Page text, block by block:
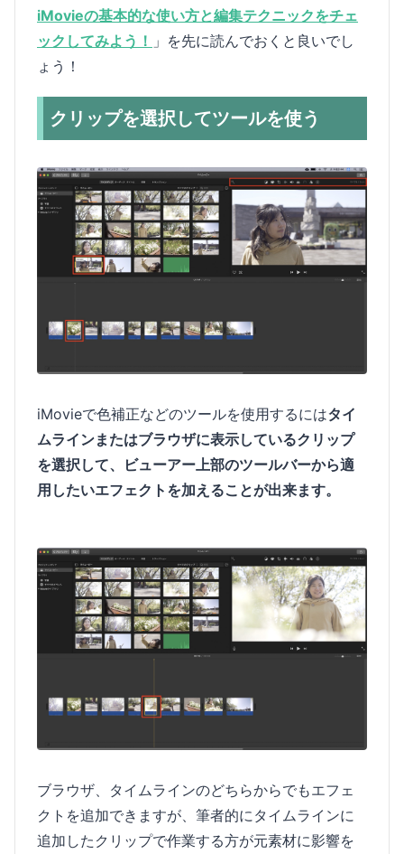
iMovieの基本的な使い方と編集テクニックをチェ
ックしてみよう！ 」を先に読んでおくと良いでし
ょう！
クリップを選択してツールを使う
iMovieで色補正などのツールを使用するにはタイ
ムラインまたはブラウザに表示しているクリップ
を選択して、ビューアー上部のツールバーから適
用したいエフェクトを加えることが出来ます。
ブラウザ、タイムラインのどちらからでもエフェ
クトを追加できますが、筆者的にタイムラインに
追加したクリップで作業する方が元素材に影響を